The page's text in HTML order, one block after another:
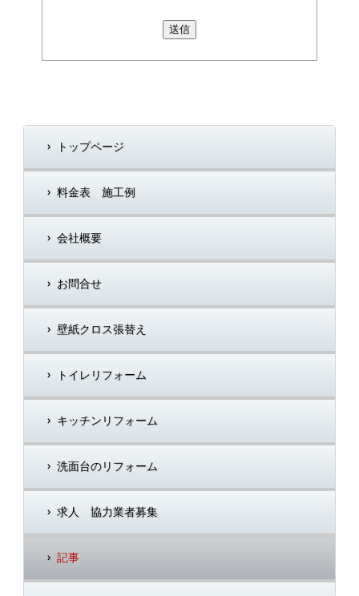
トップページ
料金表 施工例
会社概要
お問合せ
壁紙クロス張替え
トイレリフォーム
キッチンリフォーム
洗面台のリフォーム
求人 協力業者募集
記事